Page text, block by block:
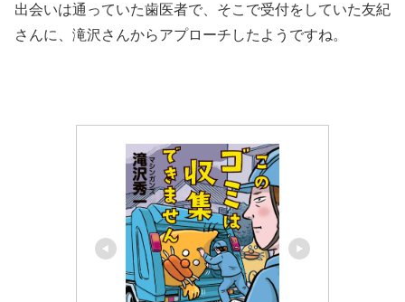
出会いは通っていた歯医者で、そこで受付をしていた友紀
さんに、滝沢さんからアプローチしたようですね。